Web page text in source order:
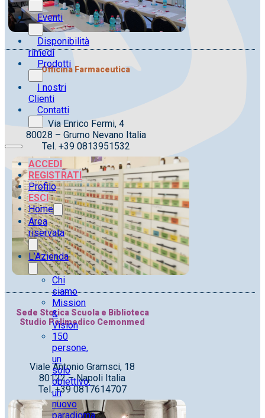
Eventi
Disponibilità
rimedi
Prodotti
I nostri
Clienti
Contatti
ACCEDI
REGISTRATI
Profilo
ESCI
Home
Area
riservata
L’Azienda
Chi
siamo
Mission
&
Vision
150
persone,
un
solo
obiettivo:
un
nuovo
paradigma
Officina Farmaceutica
Via Enrico Fermi, 4
80028 – Grumo Nevano Italia
Tel. +39 0813951532
Sede Storica Scuola e Biblioteca
Studio Polimedico Cemonmed
Viale Antonio Gramsci, 18
80122 – Napoli Italia
Tel. +39 0817614707